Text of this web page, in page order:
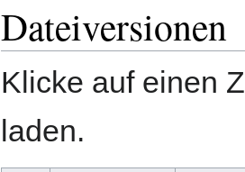
Dateiversionen
Klicke auf einen
laden.